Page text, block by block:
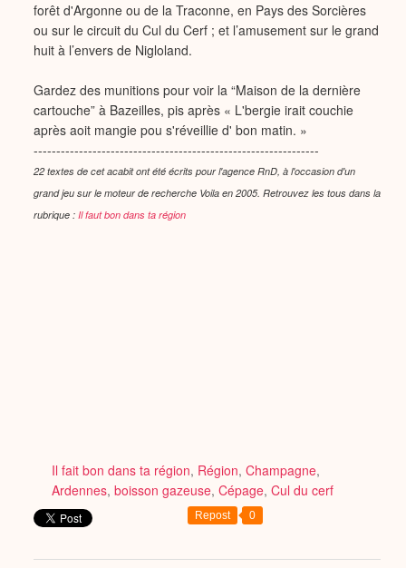
forêt d'Argonne ou de la Traconne, en Pays des Sorcières
ou sur le circuit du Cul du Cerf ; et l’amusement sur le grand
huit à l’envers de Nigloland.
Gardez des munitions pour voir la “Maison de la dernière
cartouche” à Bazeilles, pis après « L'bergie irait couchie
après aoit mangie pou s'réveillie d' bon matin. »
---------------------------------------------------------------
22 textes de cet acabit ont été écrits pour l'agence RnD, à l'occasion d'un
grand jeu sur le moteur de recherche Voila en 2005.Retrouvez les tous dans la
rubrique :Il faut bon dans ta région
Il fait bon dans ta région, Région,Champagne,
Ardennes,boisson gazeuse,Cépage,Cul du cerf
Repost 0